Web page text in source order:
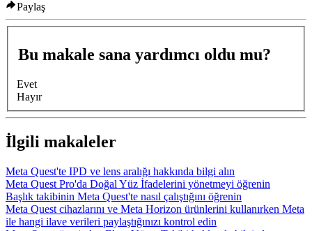
Paylaş
Bu makale sana yardımcı oldu mu?
Evet
Hayır
İlgili makaleler
Meta Quest'te IPD ve lens aralığı hakkında bilgi alın
Meta Quest Pro'da Doğal Yüz İfadelerini yönetmeyi öğrenin
Başlık takibinin Meta Quest'te nasıl çalıştığını öğrenin
Meta Quest cihazlarını ve Meta Horizon ürünlerini kullanırken Meta
ile hangi ilave verileri paylaştığınızı kontrol edin